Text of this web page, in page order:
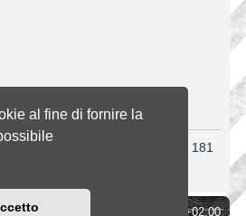
al fine di fornire la
fare ricerche. Riprova tra 181
UTC+02:00